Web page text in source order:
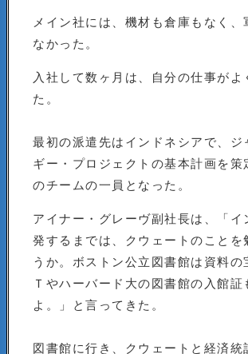
メイン社には、機材も倉庫もなく、
なかった。
入社して数ヶ月は、自分の仕事がよ
た。
最初の派遣先はインドネシアで、ジ
ギー・プロジェクトの基本計画を策
のチームの一員となった。
アイナー・グレーヴ副社長は、「イ
発するまでは、クウェートのことを
うか。ボストン公立図書館は資料の
Ｔやハーバード大の図書館の入館証
よ。」と言ってきた。
図書館に行き、クウェートと経済統